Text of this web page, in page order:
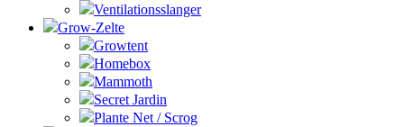
Ventilationsslanger
Grow-Zelte
Growtent
Homebox
Mammoth
Secret Jardin
Plante Net / Scrog